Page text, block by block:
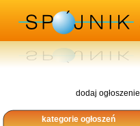
dodaj ogłoszenie
kategorie ogłoszeń